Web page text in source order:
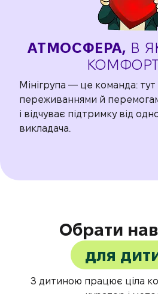
АТМОСФЕРА, В
Мінігрупа — це команда:
переживаннями й
і відчуває підтримку від
викладача.
Обрати
для
З дитиною працює ціла